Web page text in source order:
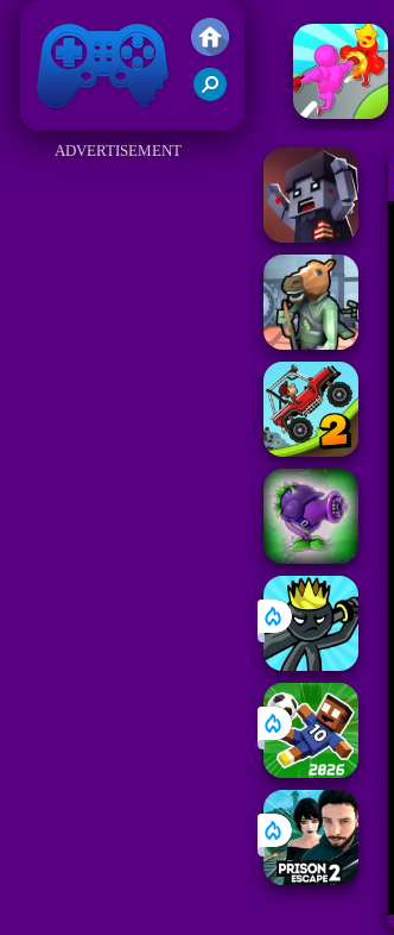
Juegos Friv 2017
ADVERTISEMENT